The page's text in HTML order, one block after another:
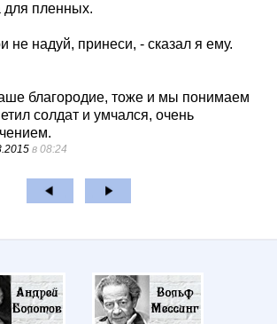
для пленных.
не надуй, принеси, - сказал я ему.
благородие, тоже и мы понимаем
солдат и умчался, очень
в 08:24